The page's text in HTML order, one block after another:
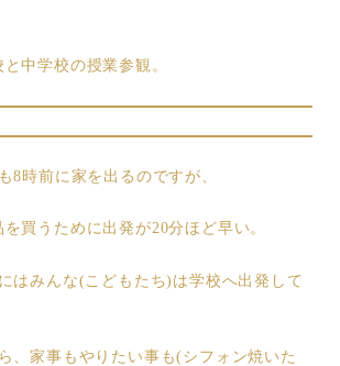
中学校の授業参観。
8時前に家を出るのですが、
買うために出発が20分ほど早い。
はみんな(こどもたち)は学校へ出発して
、家事もやりたい事も(シフォン焼いた